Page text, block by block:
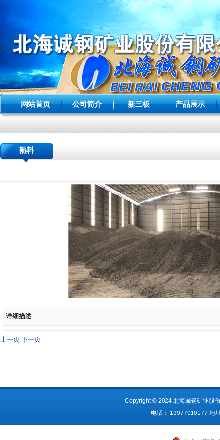
网站首页 公司简介 新三板 产品展示
熟料
详细描述
上一页 下一页
Copyright © 2024 北海诚钢矿业股
电话： 13977910177 地